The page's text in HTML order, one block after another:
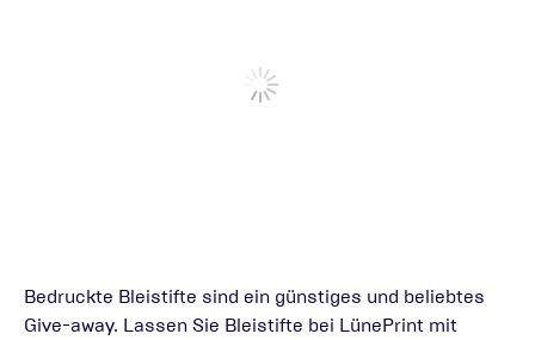
Bedruckte Bleistifte sind ein günstiges und beliebtes
Give-away. Lassen Sie Bleistifte bei LünePrint mit